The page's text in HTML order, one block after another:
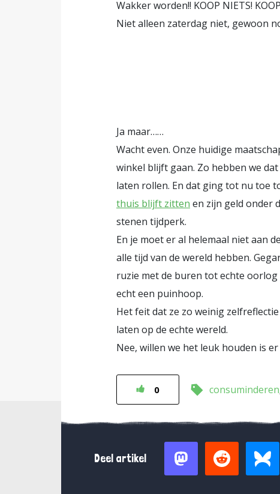
Wakker worden!! KOOP NIETS!
Niet alleen zaterdag niet, gewoon
Ja maar……
Wacht even. Onze huidige
winkel blijft gaan. Zo hebben we
laten rollen. En dat ging tot nu toe
thuis blijft zitten en zijn geld onder
stenen tijdperk.
En je moet er al helemaal niet aan
alle tijd van de wereld hebben.
ruzie met de buren tot echte
echt een puinhoop.
Het feit dat ze zo weinig
laten op de echte wereld.
Nee, willen we het leuk houden is
0 consuminderen
Deel artikel